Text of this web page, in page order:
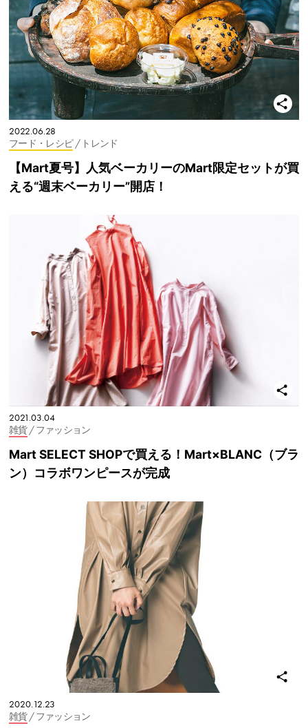
2022.06.28
フード・レシピ / トレンド
【Mart夏号】人気ベーカリーのMart限定セットが買
える“週末ベーカリー”開店！
2021.03.04
雑貨/ ファッション
Mart SELECT SHOPで買える！Mart×BLANC（ブラ
ン）コラボワンピースが完成
2020.12.23
雑貨/ ファッション